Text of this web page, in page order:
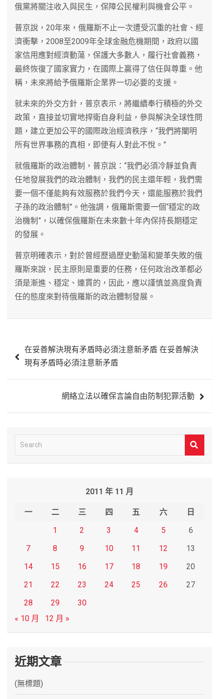
俄黨將關注收入與民生，保障公民權利與機會公平。
普京說，20年來，俄羅斯不止一次遭受沉重的社會、經
濟衝擊，2008至2009年全球金融危機期間，政府以國
家信用應對經濟動蕩，保護大多數人，履行社會義務，
最終恢復了國家實力，在國際上贏得了信任與尊重。他
稱，未來將給予俄羅斯企業界一切必要的支援。
就未來的外交方針，普京表示，將繼續奉行積極的外交
政策，直接並切實地捍衛自身利益，參與解決全球性問
題，建立更加公平的國際政治經濟秩序，“我們將闡明
所有世界事務的真相，即便有人對此不悅。”
就俄羅斯的政治體制，普京說：“我們必須冷靜並負責
任地發展我們的政治體制，我們的民主還年輕，我們需
要一個不僅能夠有效服務於我們今天，還能服務於我們
子孫的政治體制”。他強調，俄羅斯需要一個“穩定的政
治機制”，以確保俄羅斯在未來數十年內保持長期穩定
的發展。
普京明確表示，對於曾經歷過歷史動蕩和變革失敗的俄
羅斯來說，民主原則是重要的任務，任何政治改革都必
須是漸進、穩定、連貫的，因此，應以謹慎並高度負責
任的態度來對待俄羅斯的政治體制發展。
章 在妥善解決現有矛盾時必須注意新矛盾 在妥善解決
現有矛盾時必須注意新矛盾
網絡立法以確保言論自由防制犯罪活動
e
2011 年 11 月
一 二 三 四 五 六
日
1
2 3 4 5
6
7
8 9 10 11 12
13
14
15 16 17 18 19
20
21
22 23 24 25 26
27
28
29
30
« 10 月
12 月 »
近期文章
(無標題)